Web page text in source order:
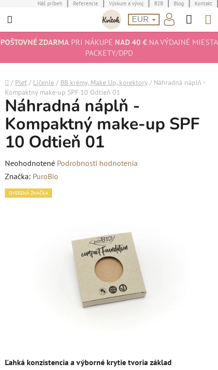
na
Náš príbeh Referencie Výskum a vývoj B2B Blog Kontakt
EUR
POŠTOVNÉ ZDARMAPRI NÁKUPE NAD 40 €NA VÝDAJNÉ MIESTA
PACKETY/DPD
Domov
/ Pleť / Líčenie / BB krémy, Make Up, korektory / Náhradná náplň -
Kompaktný make-up SPF 10 Odtieň 01
Ľahká konzistencia a výborné krytie tvoria základ
Náhradná náplň -
Kompaktný make-up SPF
10 Odtieň 01
Priemerné
hodnotenie
produktu
Neohodnotené Podrobnosti hodnotenia
Značka: PuroBio
OVERENÁ ZNAČKA